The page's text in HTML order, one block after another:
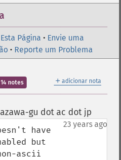
Página • Envie uma
• Reporte um Problema
＋ adicionar nota
14 notes
gu dot ac dot jp
23 years ago
have
but
ascii